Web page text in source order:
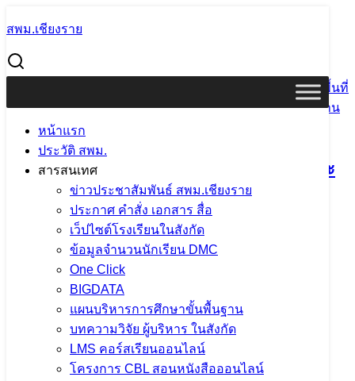
to
content
สพม.เชียงราย
หน้าแรก
ประวัติ สพม.
สารสนเทศ
ข่าวประชาสัมพันธ์ สพม.เชียงราย
ประกาศ คำสั่ง เอกสาร สื่อ
เว็ปไซต์โรงเรียนในสังกัด
ข้อมูลจำนวนนักเรียน DMC
One Click
BIGDATA
แผนบริหารการศึกษาขั้นพื้นฐาน
บทความวิจัย ผู้บริหาร ในสังกัด
LMS คอร์สเรียนออนไลน์
โครงการ CBL สอนหนังสือออนไลน์
for:
ผอ.สพม.เชียงราย เป็นคณะกรรมการประเมินสัมฤทธิผลการ
ปฏิบัติงานในหน้าที่ ตำแหน่งรองผู้อำนวยการสำนักงานเขตพื้นที่
การศึกษา สังกัดสำนักงานคณะกรรมการการศึกษาขั้นพื้นฐาน
ในระยะเวลา 1 ปี ครั้งที่ 1
ผอ.สพม.เชียงราย เป็นคณะกรรมการประ
เมินสัมฤทธิผลการปฏิบัติงานในหน้าที่
ตำแหน่งรองผู้อำนวยการสำนักงานเขต
พื้นที่การศึกษา สังกัดสำนักงานคณะ
กรรมการการศึกษาขั้นพื้นฐาน ในระยะ
เวลา 1 ปี ครั้งที่ 1
24 พฤษภาคม 202424 พฤษภาคม 2024